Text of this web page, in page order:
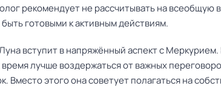
рекомендует не рассчитывать на всеобщую
быть готовыми к активным действиям.
вступит в напряжённый аспект с Меркурием.
лучше воздержаться от важных
Вместо этого она советует полагаться на